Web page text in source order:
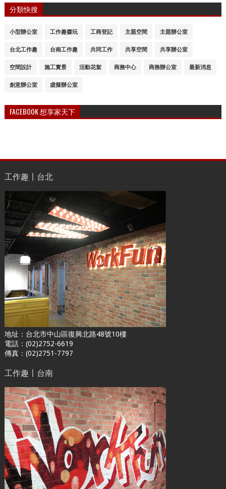
分類快搜
小型辦公室 工作趣醬玩 工商登記 主題空間 主題辦公室
台北工作趣 台南工作趣 共同工作 共享空間 共享辦公室
空間設計 施工實景 活動花絮 商務中心 商務辦公室 最新消息
創意辦公室 虛擬辦公室
FACEBOOK 想享家天下
工作趣〡台北
地址：台北市中山區復興北路48號10樓
電話：(02)2752-6619
傳真：(02)2751-7797
工作趣〡台南